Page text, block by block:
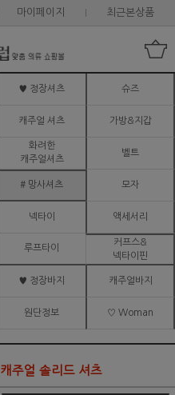
마이페이지 최근본상품
♥ 정장셔츠 슈즈
캐주얼 셔츠 가방&지갑
화려한
캐주얼셔츠
벨트
# 망사셔츠 모자
넥타이 액세서리
루프타이
커프스&
넥타이핀
♥ 정장바지 캐주얼바지
원단정보 ♡ Woman
캐주얼 솔리드 셔츠